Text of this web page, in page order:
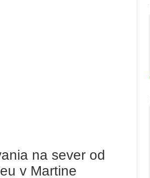
na sever od
v Martine